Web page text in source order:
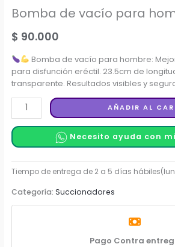
Bomba de vacío para
$ 90.000
Bomba de vacío para hombre:
para disfunción eréctil. 23.5cm de
transparente. Resultados visibles y
Bomba
de
vacío
para
hombre
cantidad
AÑADIR AL
Necesito ayuda con
Categoría:Succionadores
Pago Contra